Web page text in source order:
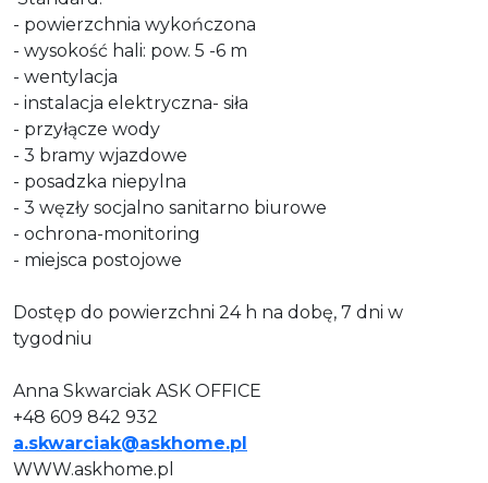
- powierzchnia wykończona
- wysokość hali: pow. 5 -6 m
- wentylacja
- instalacja elektryczna- siła
- przyłącze wody
- 3 bramy wjazdowe
- posadzka niepylna
- 3 węzły socjalno sanitarno biurowe
- ochrona-monitoring
- miejsca postojowe
Dostęp do powierzchni 24 h na dobę, 7 dni w
tygodniu
Anna Skwarciak ASK OFFICE
+48 609 842 932
a.skwarciak@askhome.pl
WWW.askhome.pl